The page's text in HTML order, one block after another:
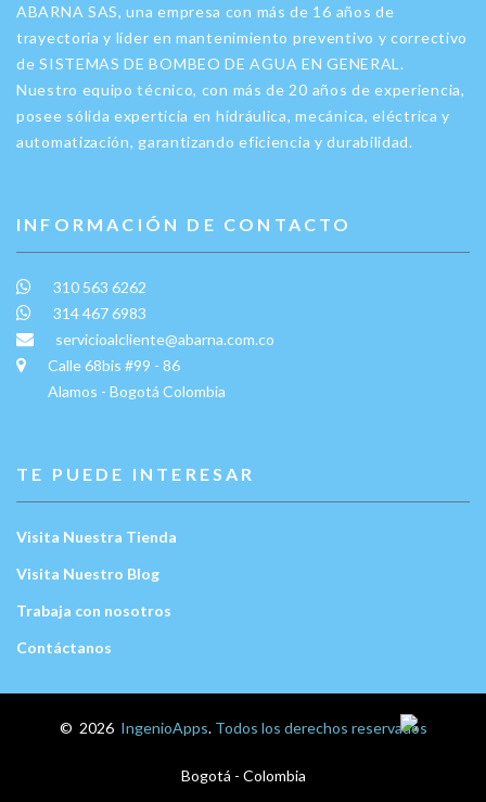
ABARNA SAS, una empresa con más de 16 años de
trayectoria y líder en mantenimiento preventivo y correctivo
de SISTEMAS DE BOMBEO DE AGUA EN GENERAL.
Nuestro equipo técnico, con más de 20 años de experiencia,
posee sólida experticia en hidráulica, mecánica, eléctrica y
automatización, garantizando eficiencia y durabilidad.
INFORMACIÓN DE CONTACTO
310 563 6262
314 467 6983
servicioalcliente@abarna.com.co
Calle 68bis #99 - 86
Alamos - Bogotá Colombia
TE PUEDE INTERESAR
Visita Nuestra Tienda
Visita Nuestro Blog
Trabaja con nosotros
Contáctanos
© 2026 IngenioApps. Todos los derechos reservados
Bogotá - Colombia